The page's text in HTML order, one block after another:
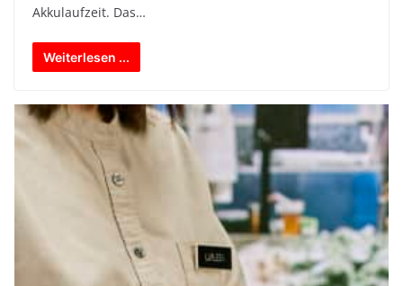
Akkulaufzeit. Das…
Weiterlesen ...